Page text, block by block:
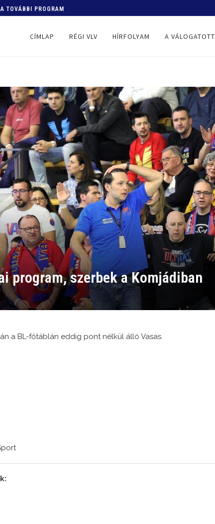
TOVÁBBI PROGRAM
CÍMLAP RÉGI VLV HÍRFOLYAM A VÁLOGATOTT
program, szerbek a Komjádiban
a BL-főtáblán eddig pont nélkül álló Vasas.